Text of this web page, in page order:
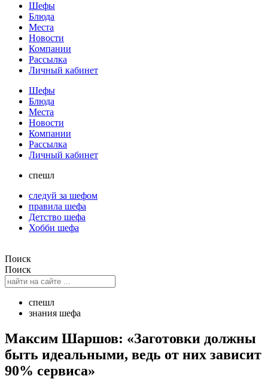
Шефы
Блюда
Места
Новости
Компании
Рассылка
Личный кабинет
Шефы
Блюда
Места
Новости
Компании
Рассылка
Личный кабинет
спешл
следуй за шефом
правила шефа
Детство шефа
Хобби шефа
Поиск
Поиск
спешл
знания шефа
Максим Шаршов: «Заготовки должны
быть идеальными, ведь от них зависит
90% сервиса»